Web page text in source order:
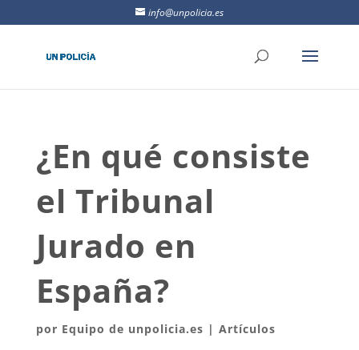
info@unpolicia.es
¿En qué consiste
el Tribunal
Jurado en
España?
por Equipo de unpolicia.es | Artículos